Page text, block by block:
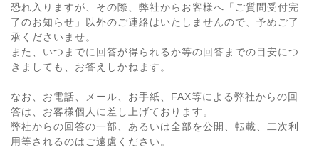
恐れ入りますが、その際、弊社からお客様へ「ご質問受付完
了のお知らせ」以外のご連絡はいたしませんので、予めご了
承くださいませ。
また、いつまでに回答が得られるか等の回答までの目安につ
きましても、お答えしかねます。
なお、お電話、メール、お手紙、FAX等による弊社からの回
答は、お客様個人に差し上げております。
弊社からの回答の一部、あるいは全部を公開、転載、二次利
用等されるのはご遠慮ください。